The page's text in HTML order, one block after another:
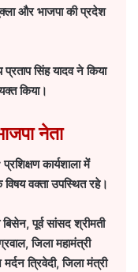
और भाजपा की प्रदेश
सिंह यादव ने किया
किया।
नेता
कार्यशाला में
वक्ता उपस्थित रहे।
पूर्व सांसद श्रीमती
जिला महामंत्री
त्रिवेदी, जिला मंत्री